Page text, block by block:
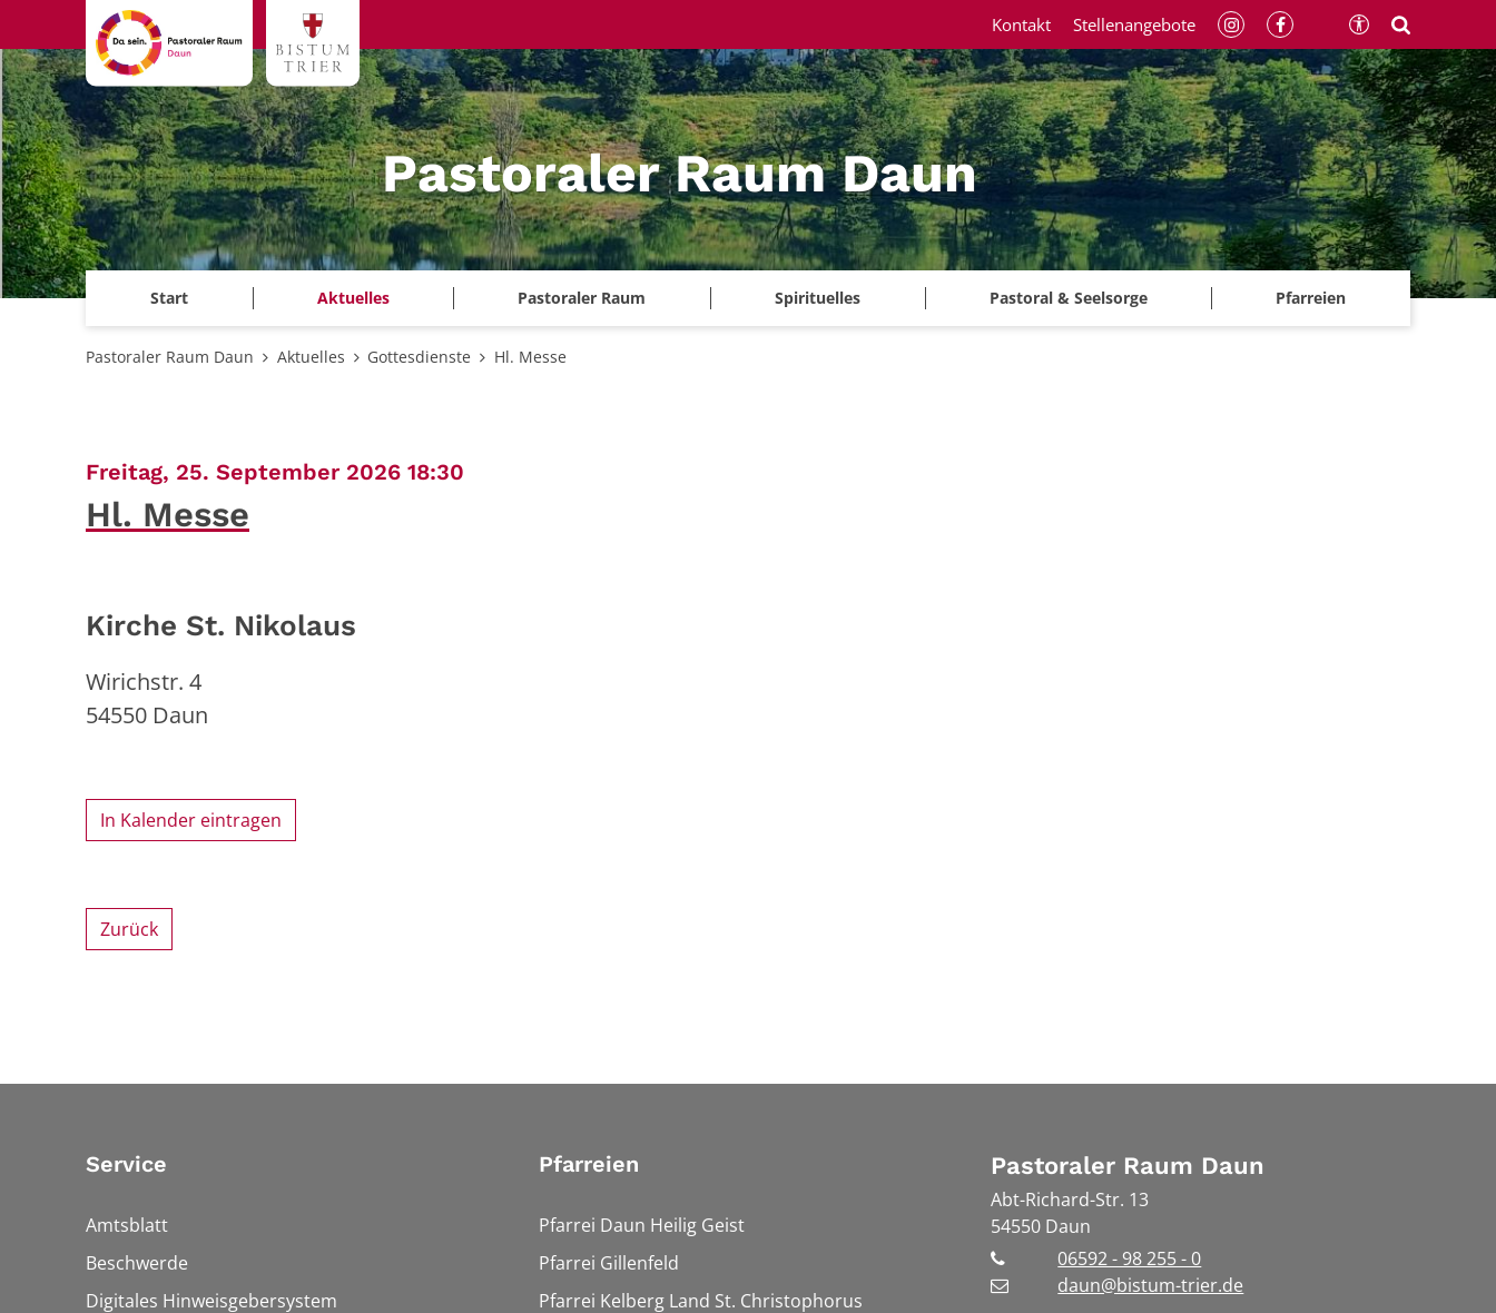
Zum Inhalt springen
Pastoraler Raum Daun
Start Aktuelles Pastoraler Raum Spirituelles Pastoral & Seelsorge Pfarreien
Kontakt Stellenangebote
Pastoraler Raum Daun Aktuelles Gottesdienste Hl. Messe
Freitag, 25. September 2026 18:30
Hl. Messe
Kirche St. Nikolaus
Wirichstr. 4
54550 Daun
In Kalender eintragen
Zurück
Service
Amtsblatt
Beschwerde
Digitales Hinweisgebersystem
Pfarreien
Pfarrei Daun Heilig Geist
Pfarrei Gillenfeld
Pfarrei Kelberg Land St. Christophorus
Pastoraler Raum Daun
Abt-Richard-Str. 13
54550 Daun
06592 - 98 255 - 0
daun@bistum-trier.de